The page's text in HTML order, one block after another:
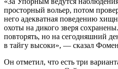
просторный вольер, потом
него адекватная поведению
охоты на дикого зверя
повторять, но на сегодняшний
в тайгу высоки», — сказал
Он отметил, что есть три